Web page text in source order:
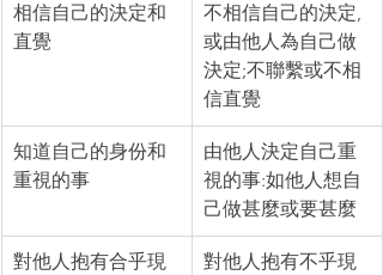
相信自己的決定和
直覺
不相信自己的決定,
或由他人為自己做
決定;不聯繫或不相
信直覺
知道自己的身份和
重視的事
由他人決定自己重
視的事:如他人想自
己做甚麼或要甚麼
對他人抱有合乎現
對他人抱有不乎現